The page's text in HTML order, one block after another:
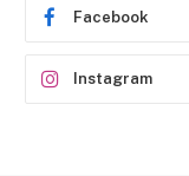
Facebook
Instagram